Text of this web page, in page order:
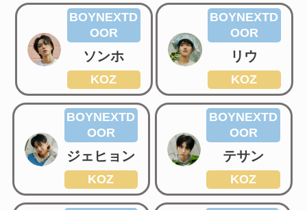
BOYNEXTD
OOR
ソンホ
KOZ
BOYNEXTD
OOR
リウ
KOZ
BOYNEXTD
OOR
ジェヒョン
KOZ
BOYNEXTD
OOR
テサン
KOZ